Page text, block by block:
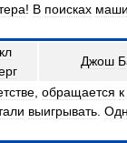
! В поисках
Джош
обращается к
выигрывать